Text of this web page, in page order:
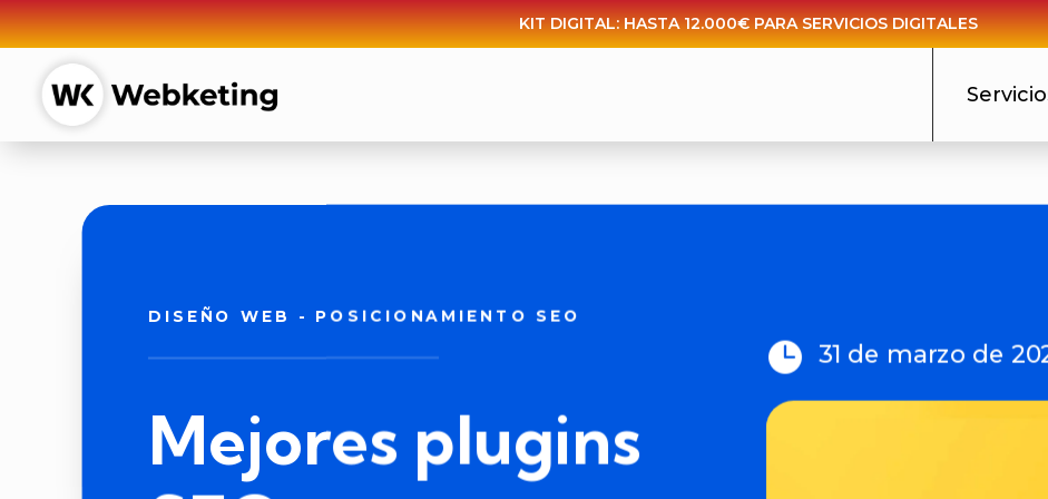
KIT DIGITAL: HASTA 12.000€ PARA SERVICIOS DIGITALES
DISEÑO WEB - POSICIONAMIENTO SEO
Mejores plugins
 31 de marzo de